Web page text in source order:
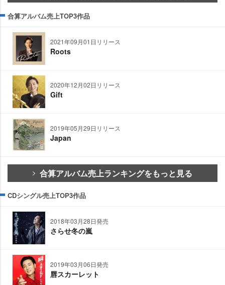
合算アルバム売上TOP3作品
2021年09月01日リリース
Roots
2020年12月02日リリース
Gift
2019年05月29日リリース
Japan
合算アルバム売上ランキングをもっと見る
CDシングル売上TOP3作品
2018年03月28日発売
さらせ冬の嵐
2019年03月06日発売
唇スカーレット